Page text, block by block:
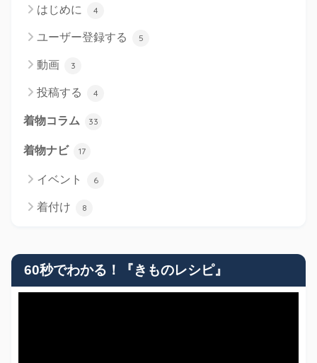
はじめに 4
ユーザー登録する 5
動画 3
投稿する 4
着物コラム 33
着物ナビ 17
イベント 6
着付け 8
60秒でわかる！『きものレシピ』